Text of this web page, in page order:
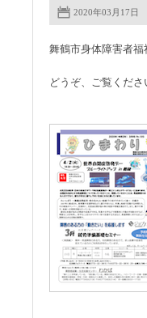
2020年03月17日
舞鶴市身体障害者
どうぞ、ご覧くだ